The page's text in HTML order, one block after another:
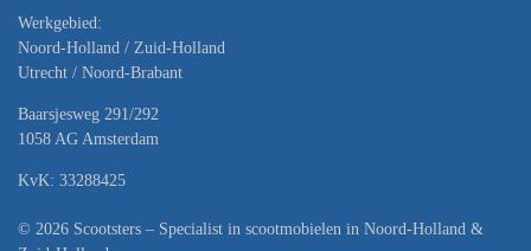
Werkgebied:
Noord-Holland / Zuid-Holland
Utrecht / Noord-Brabant
Baarsjesweg 291/292
1058 AG Amsterdam
KvK: 33288425
© 2026 Scootsters – Specialist in scootmobielen in Noord-Holland &